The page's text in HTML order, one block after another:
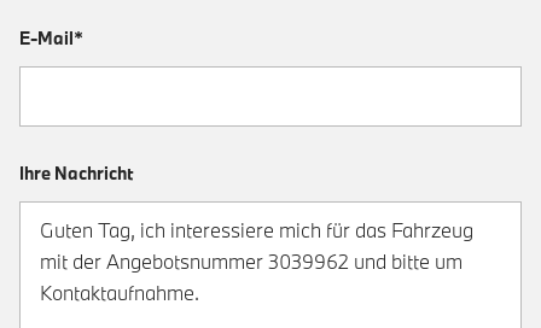
E-Mail*
Ihre Nachricht